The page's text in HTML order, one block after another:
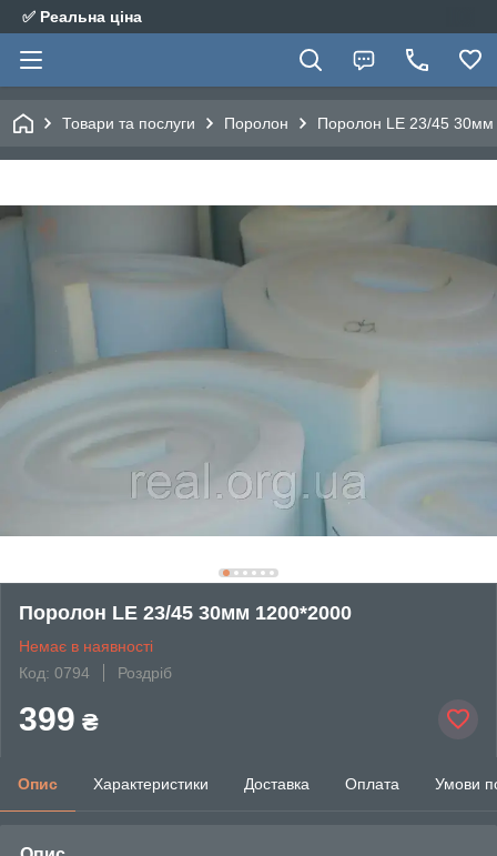
✅ Реальна ціна
Товари та послуги Поролон Поролон LE 23/45 30мм
Поролон LE 23/45 30мм 1200*2000
Немає в наявності
Код: 0794
Роздріб
399 ₴
Опис Характеристики Доставка Оплата Умови